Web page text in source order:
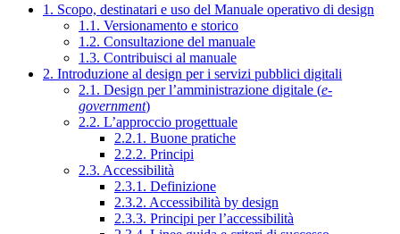
1. Scopo, destinatari e uso del Manuale operativo di design
1.1. Versionamento e storico
1.2. Consultazione del manuale
1.3. Contribuisci al manuale
2. Introduzione al design per i servizi pubblici digitali
2.1. Design per l’amministrazione digitale (e-
government)
2.2. L’approccio progettuale
2.2.1. Buone pratiche
2.2.2. Principi
2.3. Accessibilità
2.3.1. Definizione
2.3.2. Accessibilità by design
2.3.3. Principi per l’accessibilità